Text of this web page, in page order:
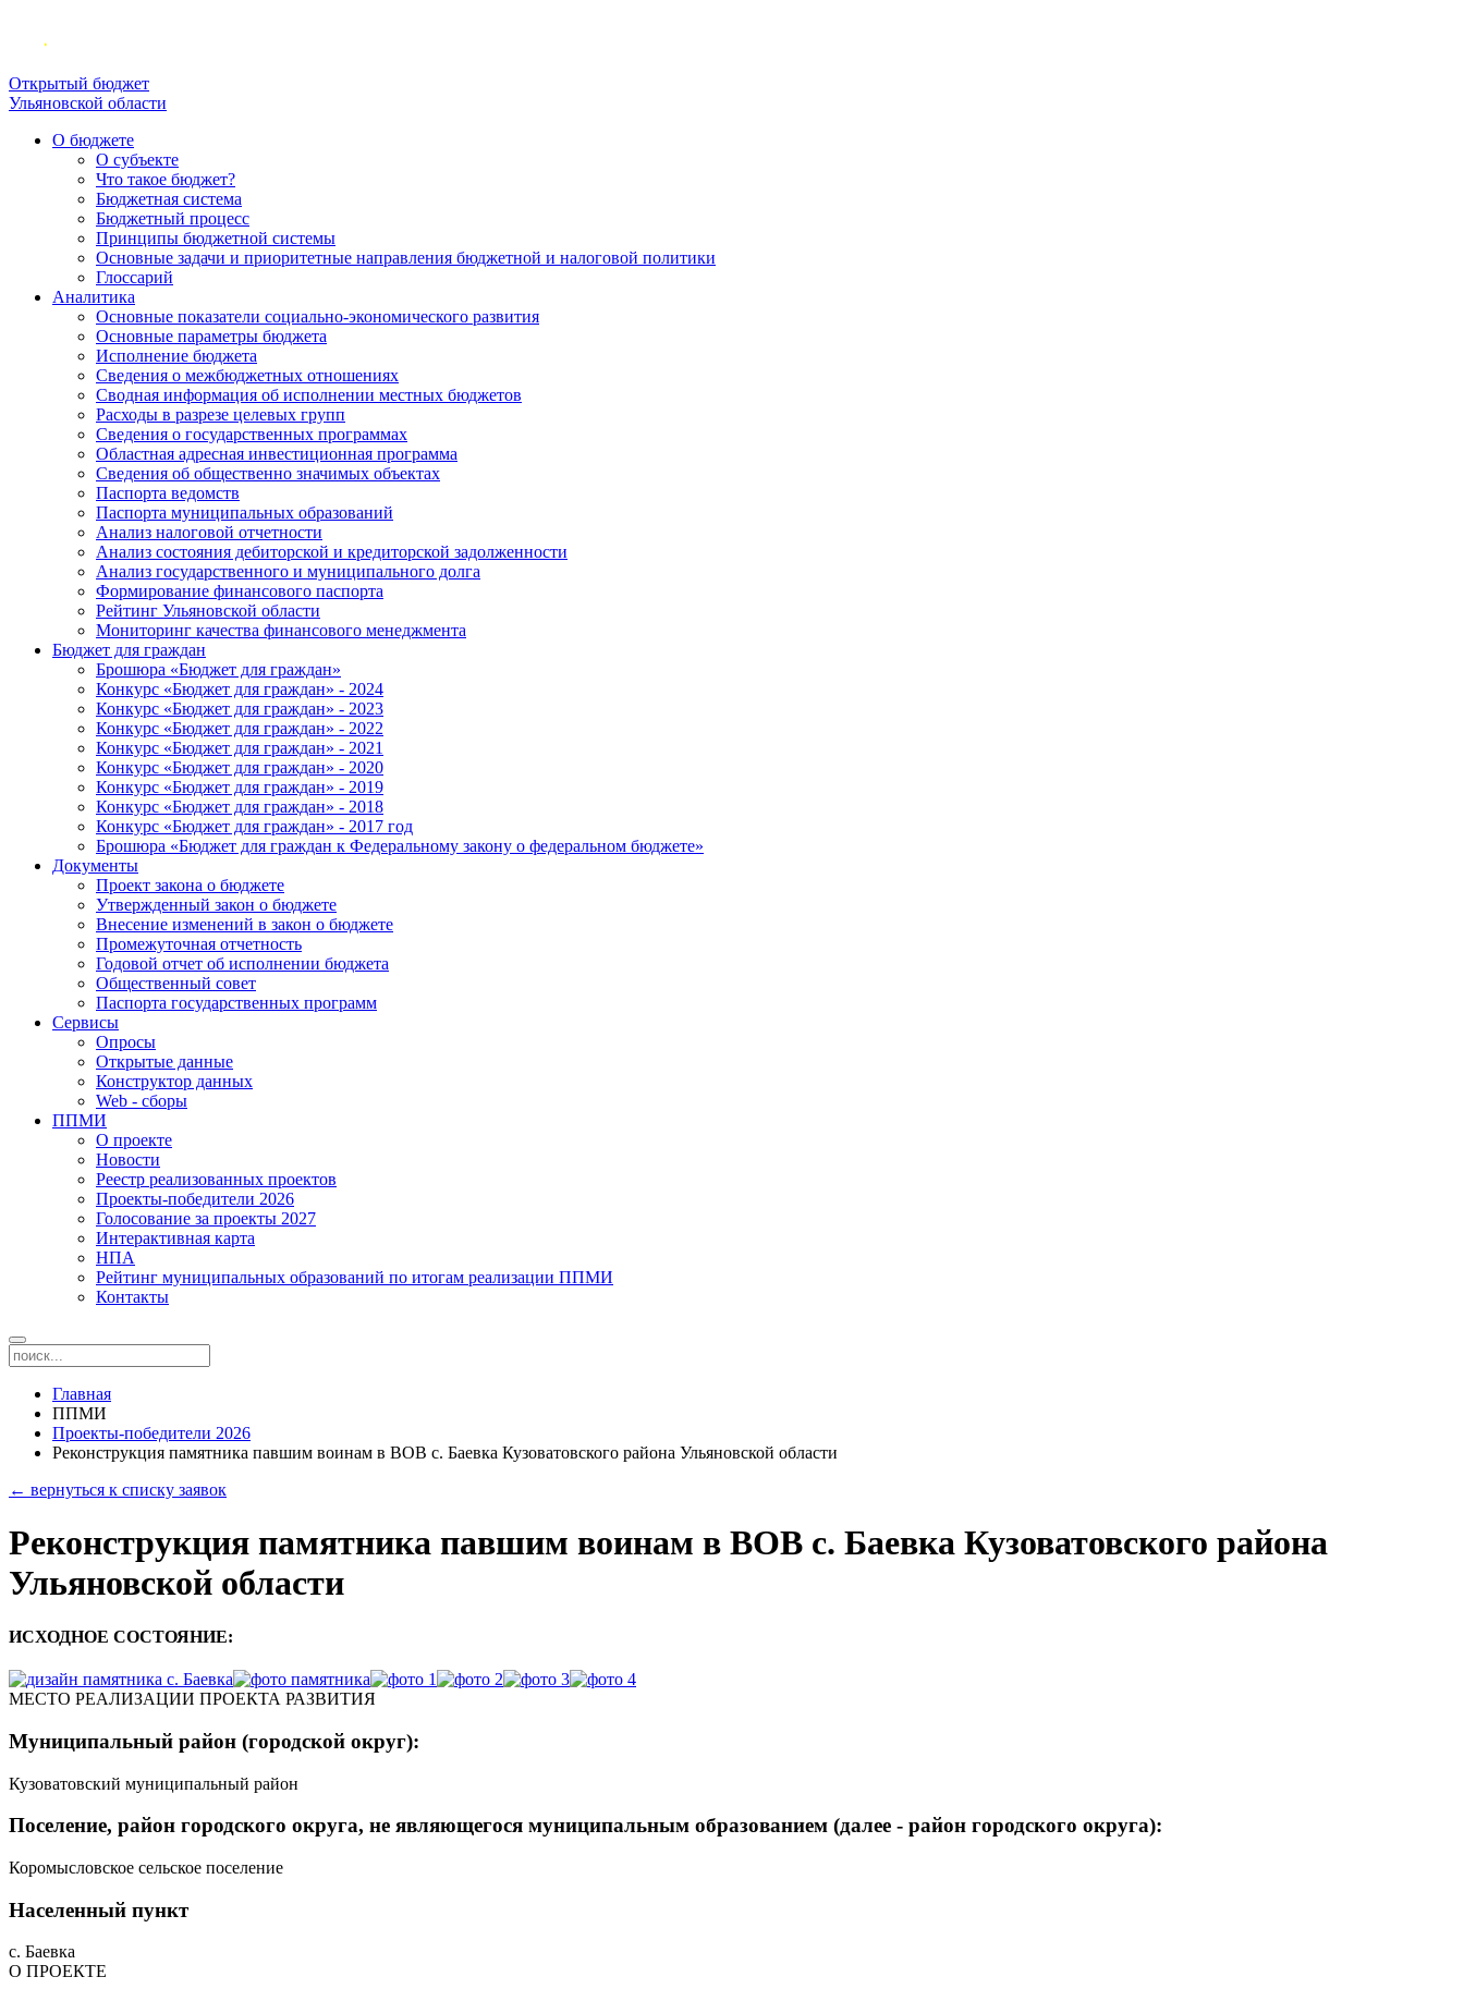
Открытый бюджет
Ульяновской области
О бюджете
О субъекте
Что такое бюджет?
Бюджетная система
Бюджетный процесс
Принципы бюджетной системы
Основные задачи и приоритетные направления бюджетной и налоговой политики
Глоссарий
Аналитика
Основные показатели социально-экономического развития
Основные параметры бюджета
Исполнение бюджета
Сведения о межбюджетных отношениях
Сводная информация об исполнении местных бюджетов
Расходы в разрезе целевых групп
Сведения о государственных программах
Областная адресная инвестиционная программа
Сведения об общественно значимых объектах
Паспорта ведомств
Паспорта муниципальных образований
Анализ налоговой отчетности
Анализ состояния дебиторской и кредиторской задолженности
Анализ государственного и муниципального долга
Формирование финансового паспорта
Рейтинг Ульяновской области
Мониторинг качества финансового менеджмента
Бюджет для граждан
Брошюра «Бюджет для граждан»
Конкурс «Бюджет для граждан» - 2024
Конкурс «Бюджет для граждан» - 2023
Конкурс «Бюджет для граждан» - 2022
Конкурс «Бюджет для граждан» - 2021
Конкурс «Бюджет для граждан» - 2020
Конкурс «Бюджет для граждан» - 2019
Конкурс «Бюджет для граждан» - 2018
Конкурс «Бюджет для граждан» - 2017 год
Брошюра «Бюджет для граждан к Федеральному закону о федеральном бюджете»
Документы
Проект закона о бюджете
Утвержденный закон о бюджете
Внесение изменений в закон о бюджете
Промежуточная отчетность
Годовой отчет об исполнении бюджета
Общественный совет
Паспорта государственных программ
Сервисы
Опросы
Открытые данные
Конструктор данных
Web - сборы
ППМИ
О проекте
Новости
Реестр реализованных проектов
Проекты-победители 2026
Голосование за проекты 2027
Интерактивная карта
НПА
Рейтинг муниципальных образований по итогам реализации ППМИ
Контакты
Главная
ППМИ
Проекты-победители 2026
Реконструкция памятника павшим воинам в ВОВ с. Баевка Кузоватовского района Ульяновской области
← вернуться к списку заявок
Реконструкция памятника павшим воинам в ВОВ с. Баевка Кузоватовского района
Ульяновской области
ИСХОДНОЕ СОСТОЯНИЕ:
МЕСТО РЕАЛИЗАЦИИ ПРОЕКТА РАЗВИТИЯ
Муниципальный район (городской округ):
Кузоватовский муниципальный район
Поселение, район городского округа, не являющегося муниципальным образованием (далее - район городского округа):
Коромысловское сельское поселение
Населенный пункт
с. Баевка
О ПРОЕКТЕ